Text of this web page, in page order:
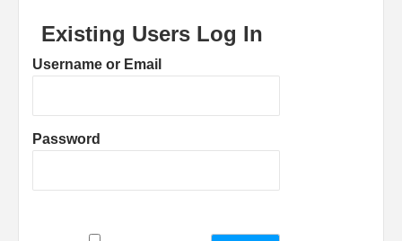
Existing Users Log In
Username or Email
Password